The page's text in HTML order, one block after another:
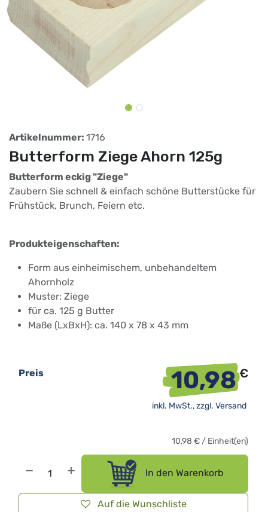
Artikelnummer: 1716
Butterform Ziege Ahorn 125g
Butterform eckig "Ziege"
Zaubern Sie schnell & einfach schöne Butterstücke für
Frühstück, Brunch, Feiern etc.
Produkteigenschaften:
Form aus einheimischem, unbehandeltem
Ahornholz
Muster: Ziege
für ca. 125 g Butter
Maße (LxBxH): ca. 140 x 78 x 43 mm
In den Warenkorb
Auf die Wunschliste
Preis 10,98€
inkl. MwSt., zzgl. Versand
10,98 € / Einheit(en)